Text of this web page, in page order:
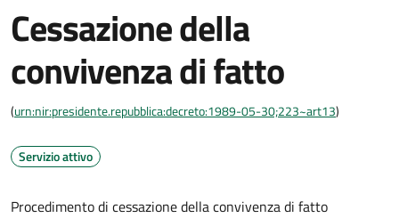
Cessazione della
convivenza di fatto
(urn:nir:presidente.repubblica:decreto:1989-05-30;223~art13)
Servizio attivo
Procedimento di cessazione della convivenza di fatto